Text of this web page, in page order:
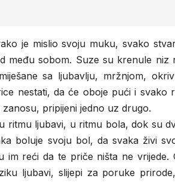
je mislio svoju muku, svako
među sobom. Suze su krenule niz
sa ljubavlju, mržnjom,
nestati, da će oboje pući i svako
pripijeni jedno uz drugo.
ritmu ljubavi, u ritmu bola, dok su
boluje svoju bol, da svaka živi
reći da te priče ništa ne vrijede.
ljubavi, slijepi za poruke